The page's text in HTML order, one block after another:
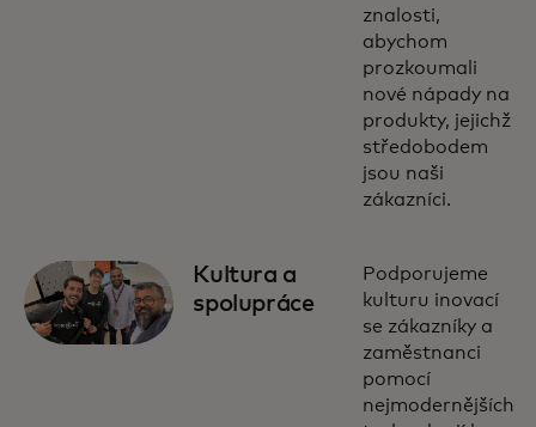
znalosti,
abychom
prozkoumali
nové nápady na
produkty, jejichž
středobodem
jsou naši
zákazníci.
Kultura a
spolupráce
Podporujeme
kulturu inovací
se zákazníky a
zaměstnanci
pomocí
nejmodernějších